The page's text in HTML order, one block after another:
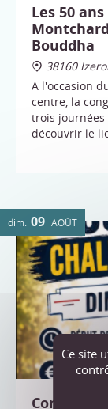
Les 50
Bouddha
38160
A l'occasion
centre, la
trois journées
découvrir le
dim. 09 AOÛT
Concours
Ce site